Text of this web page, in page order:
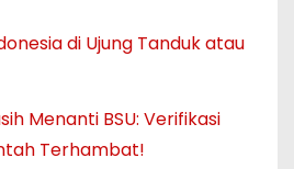
di Ujung Tanduk atau
Menanti BSU: Verifikasi
Terhambat!